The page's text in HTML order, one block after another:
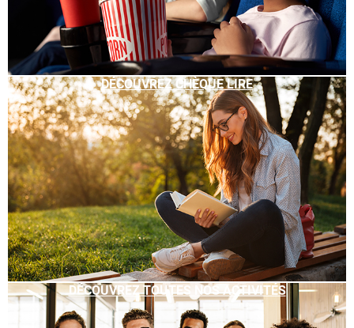
DÉCOUVREZ CHÈQUE LIRE
DÉCOUVREZ TOUTES NOS ACTIVITÉS